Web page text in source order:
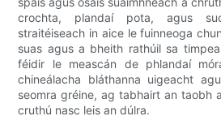
crochta, plandaí pota, agus
straitéiseach in aice le fuinneoga
suas agus a bheith rathúil sa
féidir le meascán de phlandaí
chineálacha bláthanna uigeacht
seomra gréine, ag tabhairt an taobh
cruthú nasc leis an dúlra.